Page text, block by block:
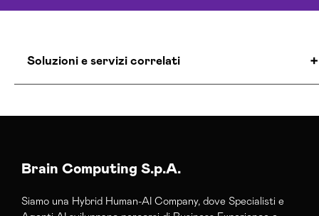
Soluzioni e servizi correlati
Brain Computing S.p.A.
Siamo una Hybrid Human-AI Company, dove Specialisti e